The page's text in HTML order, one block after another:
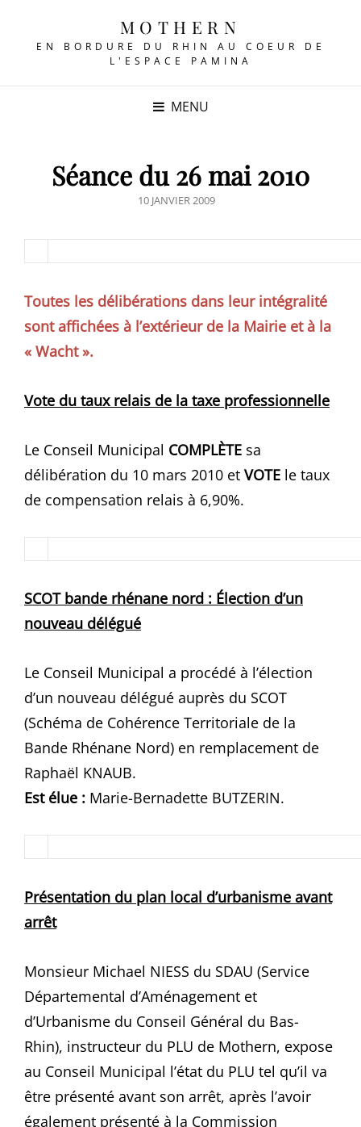
MOTHERN
EN BORDURE DU RHIN AU COEUR DE
L'ESPACE PAMINA
MENU
Séance du 26 mai 2010
POSTED
10 JANVIER 2009
Toutes les délibérations dans leur intégralité
sont affichées à l’extérieur de la Mairie et à la
« Wacht ».
Vote du taux relais de la taxe professionnelle
Le Conseil Municipal COMPLÈTE sa
délibération du 10 mars 2010 et VOTE le taux
de compensation relais à 6,90%.
SCOT bande rhénane nord : Élection d’un
nouveau délégué
Le Conseil Municipal a procédé à l’élection
d’un nouveau délégué auprès du SCOT
(Schéma de Cohérence Territoriale de la
Bande Rhénane Nord) en remplacement de
Raphaël KNAUB.
Est élue : Marie-Bernadette BUTZERIN.
Présentation du plan local d’urbanisme avant
arrêt
Monsieur Michael NIESS du SDAU (Service
Départemental d’Aménagement et
d’Urbanisme du Conseil Général du Bas-
Rhin), instructeur du PLU de Mothern, expose
au Conseil Municipal l’état du PLU tel qu’il va
être présenté avant son arrêt, après l’avoir
également présenté à la Commission